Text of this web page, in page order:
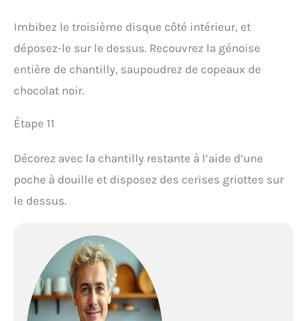
Imbibez le troisième disque côté intérieur, et
déposez-le sur le dessus. Recouvrez la génoise
entière de chantilly, saupoudrez de copeaux de
chocolat noir.
Étape 11
Décorez avec la chantilly restante à l’aide d’une
poche à douille et disposez des cerises griottes sur
le dessus.